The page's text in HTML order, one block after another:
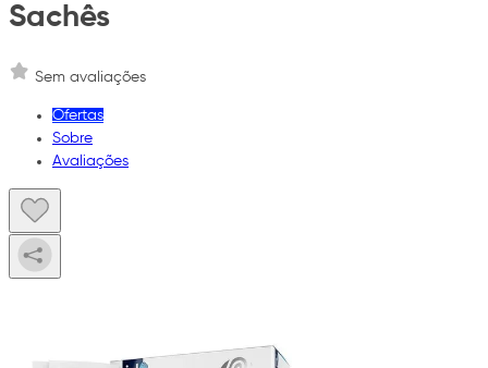
Sachês
Sem avaliações
Ofertas
Sobre
Avaliações